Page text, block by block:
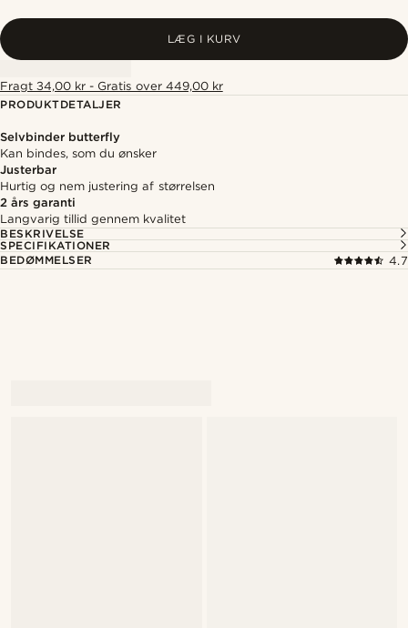
LÆG I KURV
Fragt 34,00 kr - Gratis over 449,00 kr
PRODUKTDETALJER
Selvbinder butterfly
Kan bindes, som du ønsker
Justerbar
Hurtig og nem justering af størrelsen
2 års garanti
Langvarig tillid gennem kvalitet
BESKRIVELSE
SPECIFIKATIONER
BEDØMMELSER
4.7